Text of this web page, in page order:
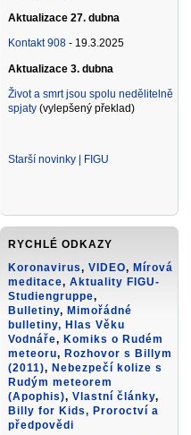
Aktualizace 27. dubna
Kontakt 908- 19.3.2025
Aktualizace 3. dubna
Život a smrt jsou spolu nedělitelně
spjaty(vylepšený překlad)
Starší novinky | FIGU
RYCHLÉ ODKAZY
Koronavirus, VIDEO, Mírová
meditace, Aktuality FIGU-
Studiengruppe,
Bulletiny, Mimořádné
bulletiny, Hlas Věku
Vodnáře, Komiks o Rudém
meteoru, Rozhovor s Billym
(2011), Nebezpečí kolize s
Rudým meteorem
(Apophis), Vlastní články,
Billy for Kids, Proroctví a
předpovědi